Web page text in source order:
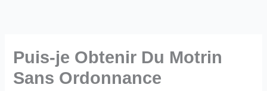
conteúdo
Puis-je Obtenir Du Motrin
Sans Ordonnance